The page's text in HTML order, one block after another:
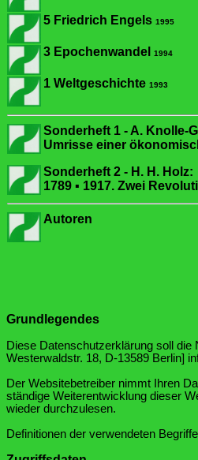
5 Friedrich Engels 1995
3 Epochenwandel 1994
1 Weltgeschichte 1993
Sonderheft 1 - A. Knolle-
Umrisse einer
Sonderheft 2 - H. H. Holz:
1789 ▪ 1917. Zwei
Autoren
Grundlegendes
Diese Datenschutzerklärung soll die
Westerwaldstr. 18, D-13589 Berlin]
Der Websitebetreiber nimmt Ihren
ständige Weiterentwicklung dieser
wieder durchzulesen.
Definitionen der verwendeten